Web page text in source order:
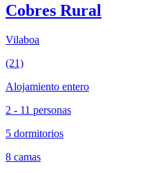
Cobres Rural
Vilaboa
(21)
Alojamiento entero
2 - 11 personas
5 dormitorios
8 camas